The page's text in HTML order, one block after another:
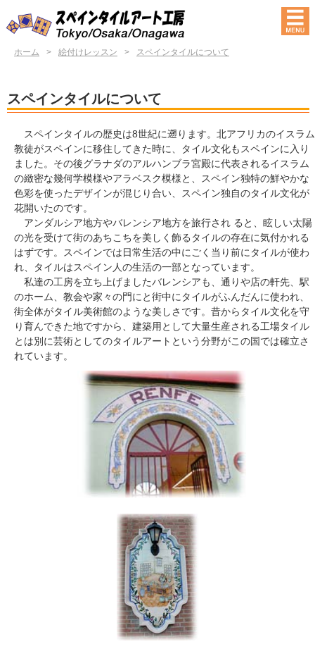
ホーム > 絵付けレッスン > スペインタイルについて
スペインタイルについて
スペインタイルの歴史は8世紀に遡ります。北アフリカのイスラム
教徒がスペインに移住してきた時に、タイル文化もスペインに入り
ました。その後グラナダのアルハンブラ宮殿に代表されるイスラム
の緻密な幾何学模様やアラベスク模様と、スペイン独特の鮮やかな
色彩を使ったデザインが混じり合い、スペイン独自のタイル文化が
花開いたのです。
アンダルシア地方やバレンシア地方を旅行され ると、眩しい太陽
の光を受けて街のあちこちを美しく飾るタイルの存在に気付かれる
はずです。スペインでは日常生活の中にごく当り前にタイルが使わ
れ、タイルはスペイン人の生活の一部となっています。
私達の工房を立ち上げましたバレンシアも、通りや店の軒先、駅
のホーム、教会や家々の門にと街中にタイルがふんだんに使われ、
街全体がタイル美術館のような美しさです。昔からタイル文化を守
り育んできた地ですから、建築用として大量生産される工場タイル
とは別に芸術としてのタイルアートという分野がこの国では確立さ
れています。